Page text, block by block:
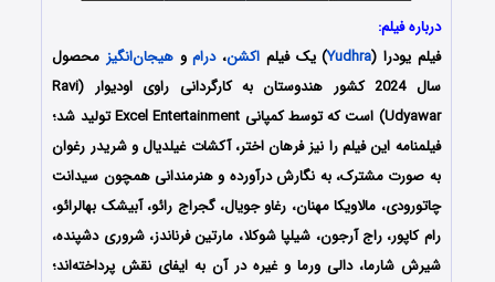
درباره فیلم:
فیلم یودرا (Yudhra) یک فیلم اکشن،دراموهیجان‌انگیز محصول
سال 2024 کشور هندوستان به کارگردانی راوی اودیوار (Ravi
Udyawar) است که توسط کمپانی‌ Excel Entertainment تولید شد؛
فیلمنامه این فیلم را نیز فرهان اختر، آکشات غیلدیال و شریدر رغوان
به صورت مشترک، به نگارش درآورده و هنرمندانی همچون سیدانت
چاتورودی، مالاویکا مهنان، رغاو جویال، گجراج رائو، آبیشک بهالرائو،
رام کاپور، راج آرجون، شیلپا شوکلا، مارتین فرناندز، شروری دشپنده،
شیرش شارما، دالی ورما و غیره در آن به ایفای نقش پرداخته‌اند؛